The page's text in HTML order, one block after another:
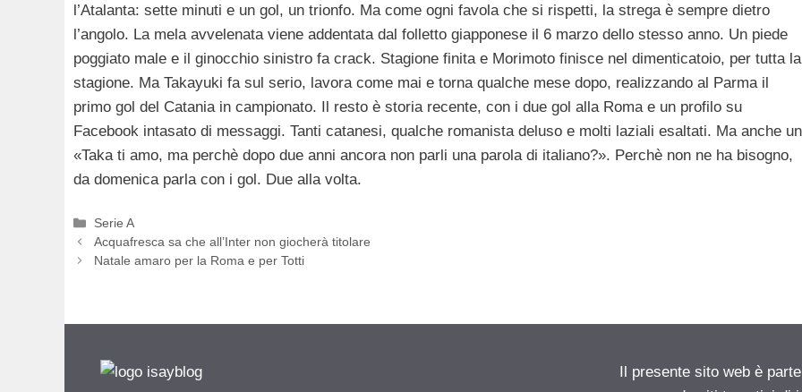
l’Atalanta: sette minuti e un gol, un trionfo. Ma come ogni favola che si rispetti, la strega è sempre dietro
l’angolo. La mela avvelenata viene addentata dal folletto giapponese il 6 marzo dello stesso anno. Un piede
poggiato male e il ginocchio sinistro fa crack. Stagione finita e Morimoto finisce nel dimenticatoio, per tutta la
stagione. Ma Takayuki fa sul serio, lavora come mai e torna qualche mese dopo, realizzando al Parma il
primo gol del Catania in campionato. Il resto è storia recente, con i due gol alla Roma e un profilo su
Facebook intasato di messaggi. Tanti catanesi, qualche romanista deluso e molti laziali esaltati. Ma anche un
«Taka ti amo, ma perchè dopo due anni ancora non parli una parola di italiano?». Perchè non ne ha bisogno,
da domenica parla con i gol. Due alla volta.
Categorie
Serie A
Acquafresca sa che all’Inter non giocherà titolare
Natale amaro per la Roma e per Totti
Il presente sito web è